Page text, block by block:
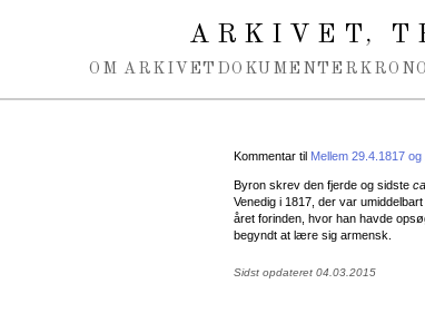
ARKIVET,
OM ARKIVET DOKUMENTER
Kommentar til Mellem 29.4.1817
Byron skrev den fjerde og sidste
Venedig i 1817, der var
året forinden, hvor han havde
begyndt at lære sig armensk.
Sidst opdateret 04.03.2015